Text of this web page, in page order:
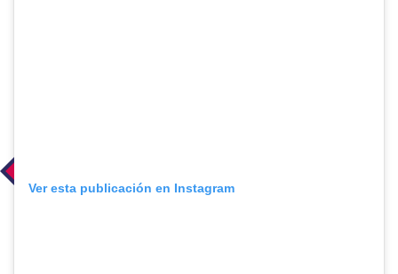
Ver esta publicación en Instagram